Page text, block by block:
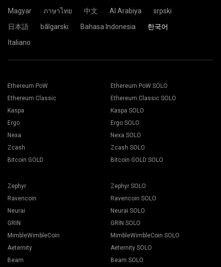
Magyar
ภาษาไทย 中文 Al Arabiya
srpski
日本語
bãlgarski Bahasa Indonesia
한국어
Italiano
Ethereum PoW
Ethereum Classic
Kaspa
Ergo
Nexa
Zcash
Bitcoin GOLD
Ethereum PoW SOLO
Ethereum Classic SOLO
Kaspa SOLO
Ergo SOLO
Nexa SOLO
Zcash SOLO
Bitcoin GOLD SOLO
Zephyr
Ravencoin
Neurai
GRIN
MimbleWimbleCoin
Aeternity
Beam
Zephyr SOLO
Ravencoin SOLO
Neurai SOLO
GRIN SOLO
MimbleWimbleCoin SOLO
Aeternity SOLO
Beam SOLO